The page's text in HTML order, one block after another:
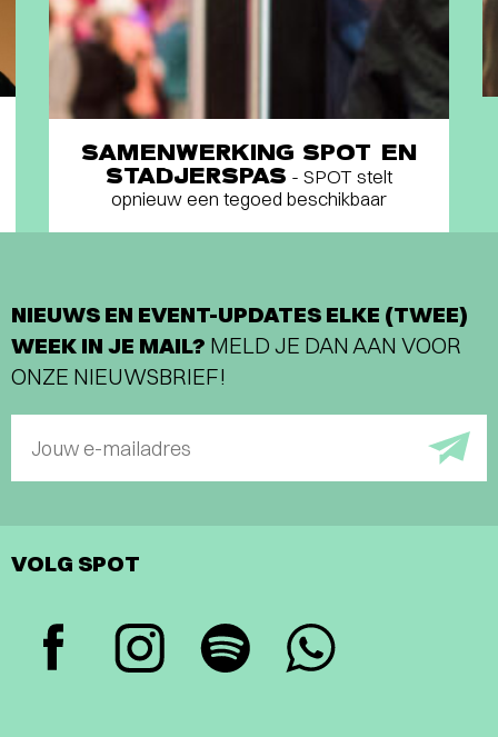
SAMENWERKING SPOT EN
STADJERSPAS - SPOT stelt
opnieuw een tegoed beschikbaar
NIEUWS EN EVENT-UPDATES ELKE (TWEE)
WEEK IN JE MAIL? MELD JE DAN AAN VOOR
ONZE NIEUWSBRIEF!
Jouw e-mailadres
VOLG SPOT